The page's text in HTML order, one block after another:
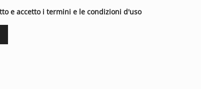
e accetto i termini e le condizioni d'uso